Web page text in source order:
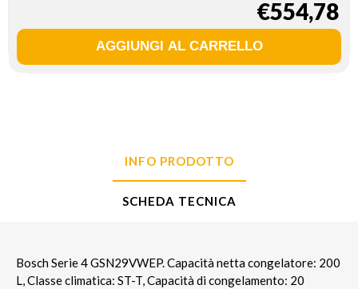
€554,78
INFO PRODOTTO
SCHEDA TECNICA
Bosch Serie 4 GSN29VWEP. Capacità netta congelatore: 200
L, Classe climatica: ST-T, Capacità di congelamento: 20